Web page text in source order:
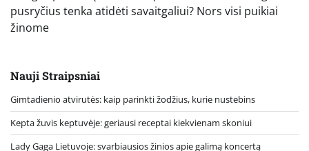
pusryčius tenka atidėti savaitgaliui? Nors visi puikiai
žinome
Nauji Straipsniai
Gimtadienio atvirutės: kaip parinkti žodžius, kurie nustebins
Kepta žuvis keptuvėje: geriausi receptai kiekvienam skoniui
Lady Gaga Lietuvoje: svarbiausios žinios apie galimą koncertą